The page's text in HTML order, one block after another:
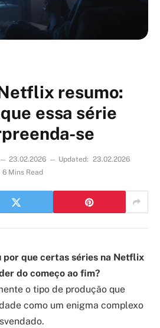
resumo:
essa série
se
23.02.2026 Updated: 23.02.2026
6 Mins Read
por que certas séries na Netflix
do começo ao fim?
o tipo de produção que
como um enigma complexo